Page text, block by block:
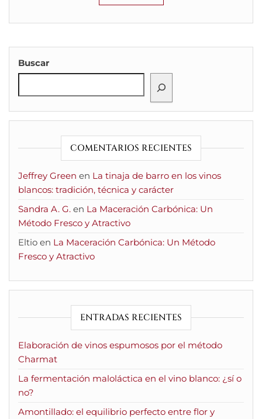
Buscar
COMENTARIOS RECIENTES
Jeffrey Green en La tinaja de barro en los vinos
blancos: tradición, técnica y carácter
Sandra A. G. en La Maceración Carbónica: Un
Método Fresco y Atractivo
Eltio en La Maceración Carbónica: Un Método
Fresco y Atractivo
ENTRADAS RECIENTES
Elaboración de vinos espumosos por el método
Charmat
La fermentación maloláctica en el vino blanco: ¿sí o
no?
Amontillado: el equilibrio perfecto entre flor y